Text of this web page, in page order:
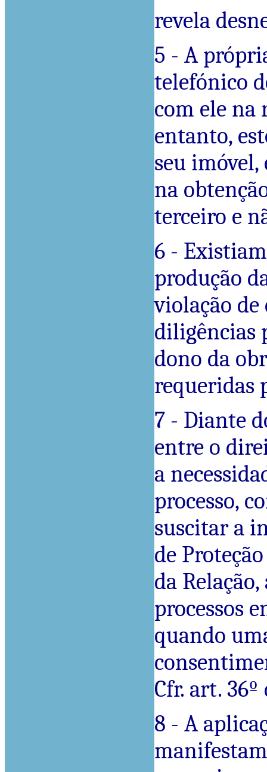
revela
5 - A
telefónico
com ele na
entanto,
seu
na
terceiro e
6 -
produção
violação de
diligências
dono da
requeridas
7 - Diante
entre o
a
processo,
suscitar a
de
da
processos
quando
Cfr. art.
8 - A